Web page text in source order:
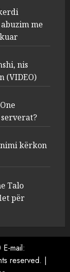
nis
Koço
maskuar
u vodhën
ja
për
Dumanit
që e
me
nis
(VIDEO)
kërkon
Talo
për
mail:
reserved. |